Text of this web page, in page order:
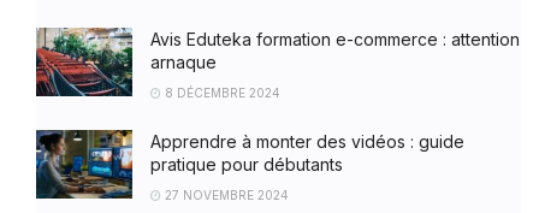
Avis Eduteka formation e-commerce : attention
arnaque
8 DÉCEMBRE 2024
Apprendre à monter des vidéos : guide
pratique pour débutants
27 NOVEMBRE 2024